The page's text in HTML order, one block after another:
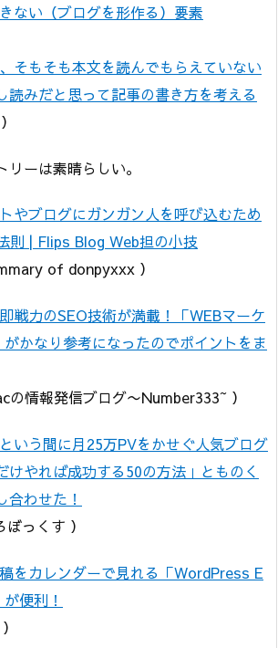
ない（ブログを形作る）要素
そもそも本文を読んでもらえていない
読みだと思って記事の書き方を考える
ーは素晴らしい。
やブログにガンガン人を呼び込むため
則 | Flips Blog Web担の小技
of donpyxxx ）
戦力のSEO技術が満載！「WEBマーケ
かなり参考になったのでポイントをま
の情報発信ブログ〜Number333~ ）
いう間に月25万PVをかせぐ人気ブログ
やれば成功する50の方法」とものく
合わせた！
っくす ）
をカレンダーで見れる「WordPress E
便利！